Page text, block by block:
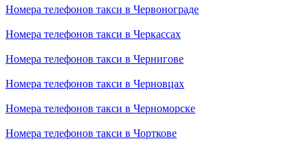
Номера телефонов такси в Червонограде
Номера телефонов такси в Черкассах
Номера телефонов такси в Чернигове
Номера телефонов такси в Черновцах
Номера телефонов такси в Черноморске
Номера телефонов такси в Чорткове